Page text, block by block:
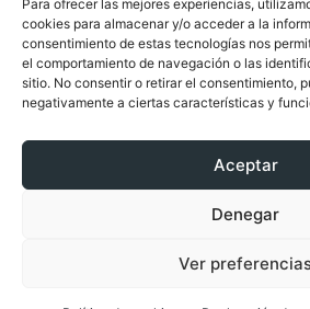
Para ofrecer las mejores experiencias,
cookies para almacenar y/o acceder a la
consentimiento de estas tecnologías nos
el comportamiento de navegación o las
sitio. No consentir o retirar el consentimiento,
negativamente a ciertas características y
Aceptar
Denegar
Ver
actualizado de todas las noticias y
economía en España y el mundo,
conseguir toda la información
emprendimiento.
SÍGUENOS